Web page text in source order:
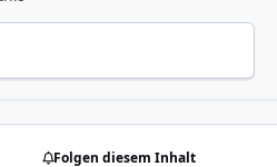
Folgen diesem Inhalt